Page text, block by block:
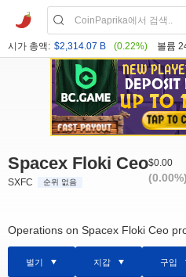
시가 총액: $2,314.07 B (0.22%) 볼륨
Spacex Floki Ceo
SXFC 순위 없음
$0.00
(0.00%)
Operations on Spacex Floki Ceo
벌기 지갑 구입